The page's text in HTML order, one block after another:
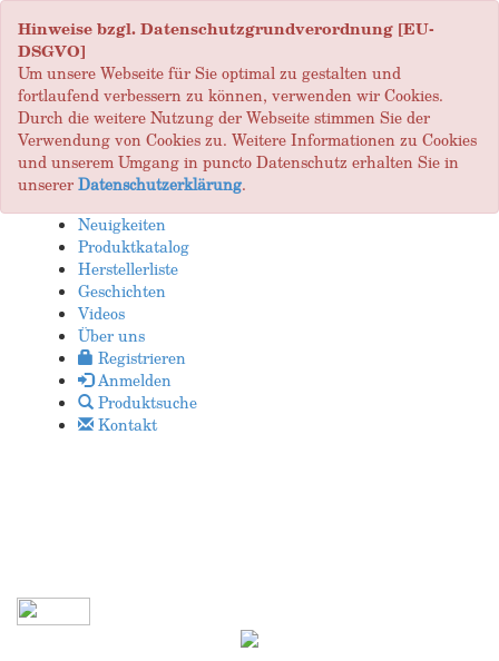
Hinweise bzgl. Datenschutzgrundverordnung [EU-
DSGVO]
Um unsere Webseite für Sie optimal zu gestalten und
fortlaufend verbessern zu können, verwenden wir Cookies.
Durch die weitere Nutzung der Webseite stimmen Sie der
Verwendung von Cookies zu. Weitere Informationen zu Cookies
und unserem Umgang in puncto Datenschutz erhalten Sie in
unsererDatenschutzerklärung.
Neuigkeiten
Produktkatalog
Herstellerliste
Geschichten
Videos
Über uns
Registrieren
Anmelden
Produktsuche
Kontakt